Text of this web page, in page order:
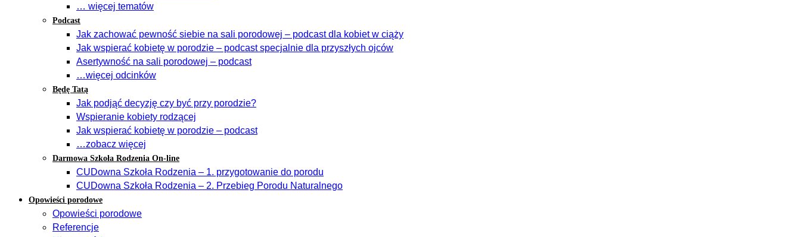
… więcej tematów
Podcast
Jak zachować pewność siebie na sali porodowej – podcast dla kobiet w ciąży
Jak wspierać kobietę w porodzie – podcast specjalnie dla przyszłych ojców
Asertywność na sali porodowej – podcast
…więcej odcinków
Będę Tatą
Jak podjąć decyzję czy być przy porodzie?
Wspieranie kobiety rodzącej
Jak wspierać kobietę w porodzie – podcast
…zobacz więcej
Darmowa Szkoła Rodzenia On-line
CUDowna Szkoła Rodzenia – 1. przygotowanie do porodu
CUDowna Szkoła Rodzenia – 2. Przebieg Porodu Naturalnego
Opowieści porodowe
Opowieści porodowe
Referencje